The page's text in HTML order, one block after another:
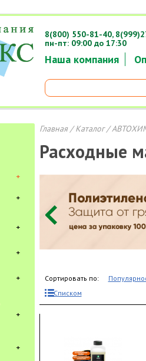
Наша компания
8(800) 550-81-40,
пн-пт: 09:00 до 17:30
Главная/Каталог/
Расходные
Сортировать по:
Списком